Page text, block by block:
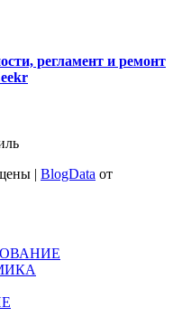
регламент и ремонт
| BlogData от